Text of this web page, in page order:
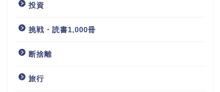
投資
挑戦・読書1,000冊
断捨離
旅行